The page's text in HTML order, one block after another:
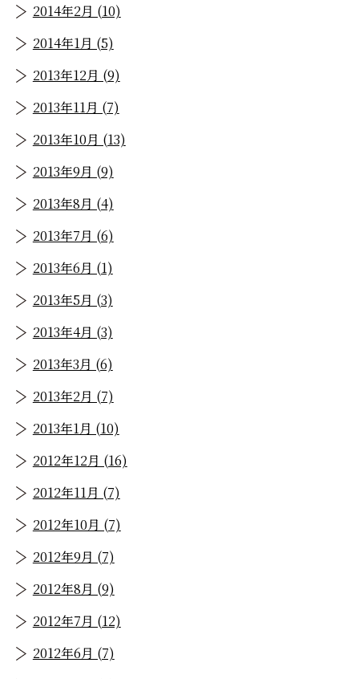
2014年2月 (10)
2014年1月 (5)
2013年12月 (9)
2013年11月 (7)
2013年10月 (13)
2013年9月 (9)
2013年8月 (4)
2013年7月 (6)
2013年6月 (1)
2013年5月 (3)
2013年4月 (3)
2013年3月 (6)
2013年2月 (7)
2013年1月 (10)
2012年12月 (16)
2012年11月 (7)
2012年10月 (7)
2012年9月 (7)
2012年8月 (9)
2012年7月 (12)
2012年6月 (7)